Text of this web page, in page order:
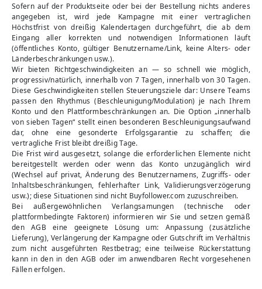
Sofern auf der Produktseite oder bei der Bestellung nichts anderes
angegeben ist, wird jede Kampagne mit einer vertraglichen
Höchstfrist von dreißig Kalendertagen durchgeführt, die ab dem
Eingang aller korrekten und notwendigen Informationen läuft
(öffentliches Konto, gültiger Benutzername/Link, keine Alters- oder
Länderbeschränkungen usw.).
Wir bieten Richtgeschwindigkeiten an — so schnell wie möglich,
progressiv/natürlich, innerhalb von 7 Tagen, innerhalb von 30 Tagen.
Diese Geschwindigkeiten stellen Steuerungsziele dar: Unsere Teams
passen den Rhythmus (Beschleunigung/Modulation) je nach Ihrem
Konto und den Plattformbeschränkungen an. Die Option „innerhalb
von sieben Tagen“ stellt einen besonderen Beschleunigungsaufwand
dar, ohne eine gesonderte Erfolgsgarantie zu schaffen; die
vertragliche Frist bleibt dreißig Tage.
Die Frist wird ausgesetzt, solange die erforderlichen Elemente nicht
bereitgestellt werden oder wenn das Konto unzugänglich wird
(Wechsel auf privat, Änderung des Benutzernamens, Zugriffs- oder
Inhaltsbeschränkungen, fehlerhafter Link, Validierungsverzögerung
usw.); diese Situationen sind nicht Buyfollower.com zuzuschreiben.
Bei außergewöhnlichen Verlangsamungen (technische oder
plattformbedingte Faktoren) informieren wir Sie und setzen gemäß
den AGB eine geeignete Lösung um: Anpassung (zusätzliche
Lieferung), Verlängerung der Kampagne oder Gutschrift im Verhältnis
zum nicht ausgeführten Restbetrag; eine teilweise Rückerstattung
kann in den in den AGB oder im anwendbaren Recht vorgesehenen
Fällen erfolgen.